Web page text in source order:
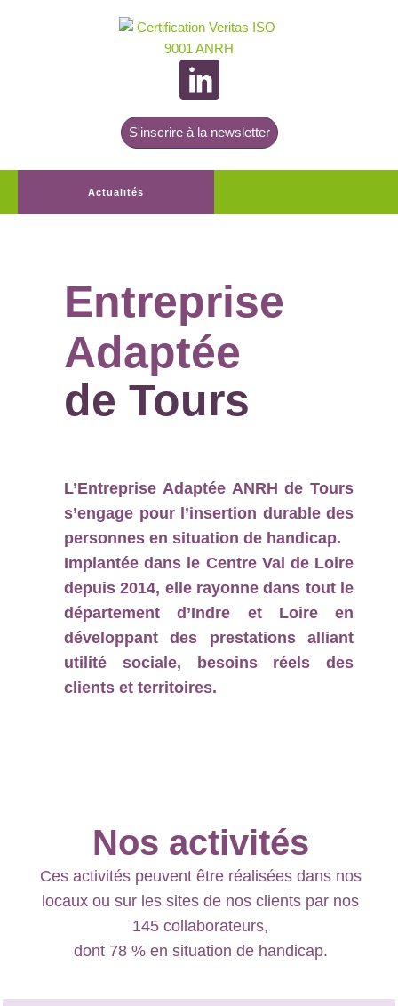
S'inscrire à la newsletter
Actualités
Entreprise
Adaptée
de Tours
L’Entreprise Adaptée ANRH de Tours
s’engage pour l’insertion durable des
personnes en situation de handicap.
Implantée dans le Centre Val de Loire
depuis 2014, elle rayonne dans tout le
département d’Indre et Loire en
développant des prestations alliant
utilité sociale, besoins réels des
clients et territoires.
Nos activités
Ces activités peuvent être réalisées dans nos
locaux ou sur les sites de nos clients par nos
145 collaborateurs,
dont 78 % en situation de handicap.